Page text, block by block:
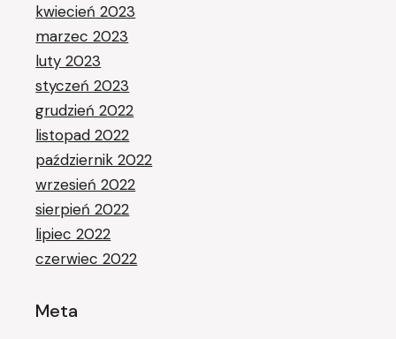
kwiecień 2023
marzec 2023
luty 2023
styczeń 2023
grudzień 2022
listopad 2022
październik 2022
wrzesień 2022
sierpień 2022
lipiec 2022
czerwiec 2022
Meta